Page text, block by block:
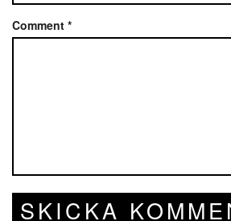
Comment *
SKICKA